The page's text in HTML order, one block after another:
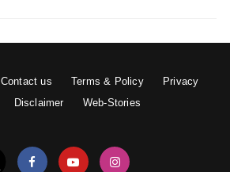
Contact us Terms & Policy
Privacy
Disclaimer Web-Stories